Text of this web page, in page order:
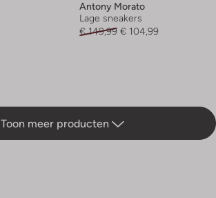
Antony Morato
Lage sneakers
€ 149,99 € 104,99
Toon meer producten